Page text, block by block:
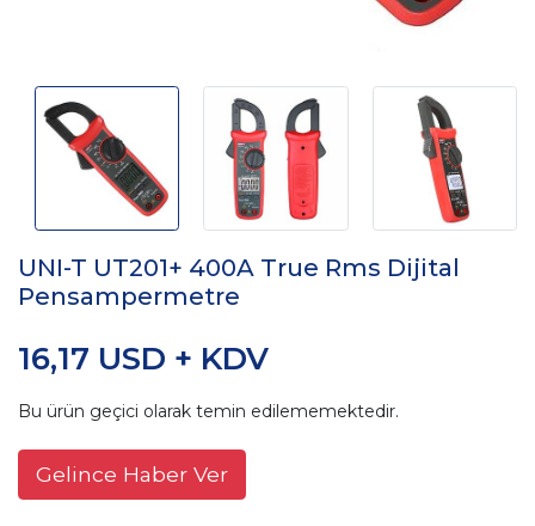
UNI-T UT201+ 400A True Rms Dijital
Pensampermetre
16,17 USD + KDV
Bu ürün geçici olarak temin edilememektedir.
Gelince Haber Ver